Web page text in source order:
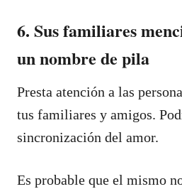
6. Sus familiares
un nombre de pila
Presta atención a las
tus familiares y amigos.
sincronización del amor.
Es probable que el mismo